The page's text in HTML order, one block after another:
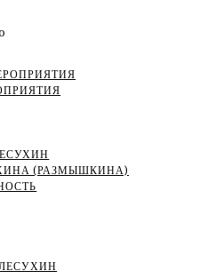
(РАЗМЫШКИНА)